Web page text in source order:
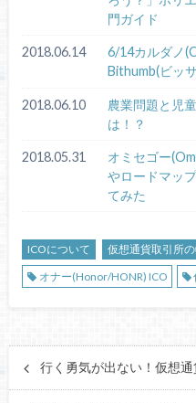
門ガイド
2018.06.14
6/14カルダノ
Bithumb(ビッ
2018.06.10
農業問題と児
は！？
2018.05.31
オミセゴー
やロードマッ
てみた
ICOについて
仮想通貨取引所
オナー(Honor/HONR) ICO
行く勇気が出ない！仮想